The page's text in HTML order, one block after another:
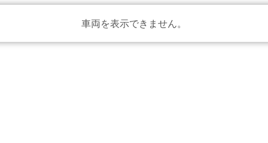
車両を表示できません。